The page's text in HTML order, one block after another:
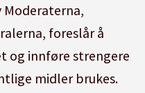
Moderaterna,
foreslår å
og innføre strengere
midler brukes.